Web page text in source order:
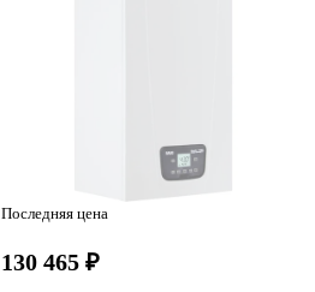
Последняя цена
130 465 ₽